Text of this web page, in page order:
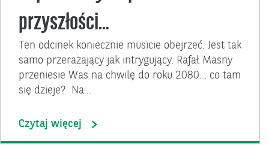
przyszłości…
Ten odcinek koniecznie musicie obejrzeć. Jest tak
samo przerażający jak intrygujący. Rafał Masny
przeniesie Was na chwilę do roku 2080… co tam
się dzieje? Na…
Czytaj więcej